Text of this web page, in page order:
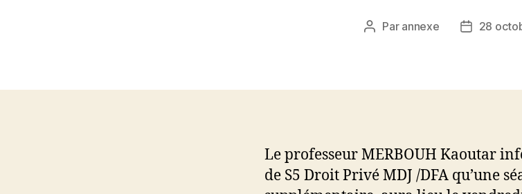
Auteur
Par annexe
Date
28
Le professeur MERBOUH Kaoutar
de S5 Droit Privé MDJ /DFA qu’une